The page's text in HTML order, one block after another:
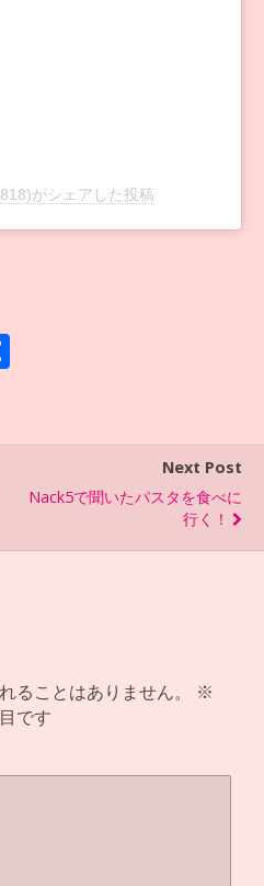
がシェアした投稿
Next Post
Nack5で聞いたパスタを食べに
行く！
ることはありません。
※
です